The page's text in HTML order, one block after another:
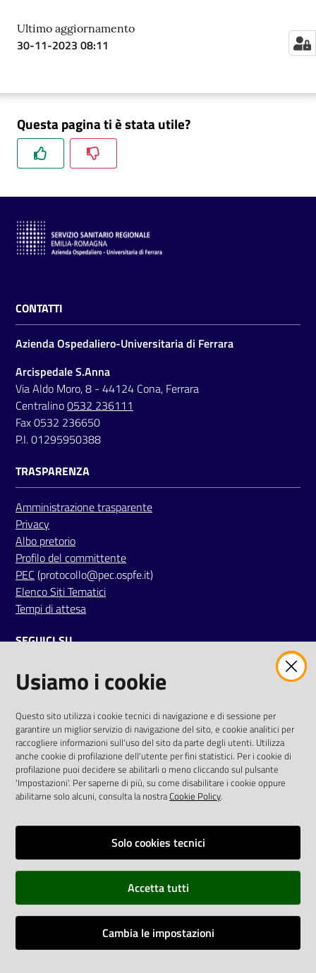
m
m
i
s
t
a
o
n
e
a
s
p
r
e
n
t
e
Fornitori
Seguici
su
Ultimo aggiornamento
30-11-2023 08:11
Questa pagina ti è stata utile?
CONTATTI
Azienda Ospedaliero-Universitaria di Ferrara
Arcispedale S.Anna
Via Aldo Moro, 8 - 44124 Cona, Ferrara
Centralino0532 236111
Fax 0532 236650
P.I. 01295950388
TRASPARENZA
Amministrazione trasparente
Privacy
Albo pretorio
Profilo del committente
PEC (protocollo@pec.ospfe.it)
Elenco Siti Tematici
Tempi di attesa
SEGUICI SU
twitterfacebookyoutube
AREA DIPENDENTI
Posta Elettronica Aziendale
Cloud aziendale(manuale di istruzioni)
Portale del Dipendente
Sito intranet
Redazione web
Credits
Usiamo i cookie
Questo sito utilizza i cookie tecnici di navigazione e di sessione per
garantire un miglior servizio di navigazione del sito, e cookie analitici per
raccogliere informazioni sull'uso del sito da parte degli utenti. Utilizza
anche cookie di profilazione dell'utente per fini statistici. Per i cookie di
profilazione puoi decidere se abilitarli o meno cliccando sul pulsante
'Impostazioni'. Per saperne di più, su come disabilitare i cookie oppure
abilitarne solo alcuni, consulta la nostraCookie Policy.
Solo cookies tecnici
Accetta tutti
Cambia le impostazioni